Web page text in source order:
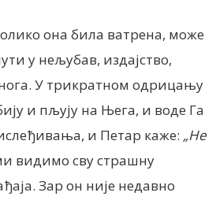
она била ватрена, може
у нељубав, издајство,
У трикратном одрицању
и пљују на Њега, и воде Га
и Петар каже: „Не
видимо сву страшну
Зар он није недавно